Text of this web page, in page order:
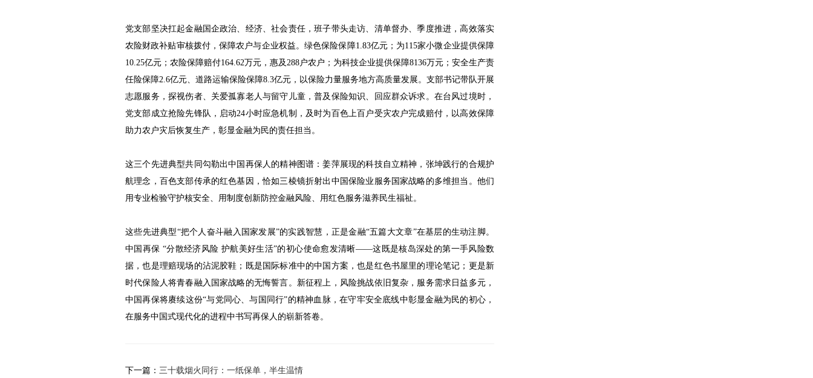
党支部坚决扛起金融国企政治、经济、社会责任，班子带头走访、清单督办、季度推进，高效落实
农险财政补贴审核拨付，保障农户与企业权益。绿色保险保障1.83亿元；为115家小微企业提供保障
10.25亿元；农险保障赔付164.62万元，惠及288户农户；为科技企业提供保障8136万元；安全生产责
任险保障2.6亿元、道路运输保险保障8.3亿元，以保险力量服务地方高质量发展。支部书记带队开展
志愿服务，探视伤者、关爱孤寡老人与留守儿童，普及保险知识、回应群众诉求。在台风过境时，
党支部成立抢险先锋队，启动24小时应急机制，及时为百色上百户受灾农户完成赔付，以高效保障
助力农户灾后恢复生产，彰显金融为民的责任担当。
这三个先进典型共同勾勒出中国再保人的精神图谱：姜萍展现的科技自立精神，张坤践行的合规护
航理念，百色支部传承的红色基因，恰如三棱镜折射出中国保险业服务国家战略的多维担当。他们
用专业检验守护核安全、用制度创新防控金融风险、用红色服务滋养民生福祉。
这些先进典型“把个人奋斗融入国家发展”的实践智慧，正是金融“五篇大文章”在基层的生动注脚。
中国再保 “分散经济风险 护航美好生活”的初心使命愈发清晰——这既是核岛深处的第一手风险数
据，也是理赔现场的沾泥胶鞋；既是国际标准中的中国方案，也是红色书屋里的理论笔记；更是新
时代保险人将青春融入国家战略的无悔誓言。新征程上，风险挑战依旧复杂，服务需求日益多元，
中国再保将赓续这份“与党同心、与国同行”的精神血脉，在守牢安全底线中彰显金融为民的初心，
在服务中国式现代化的进程中书写再保人的崭新答卷。
下一篇： 三十载烟火同行：一纸保单，半生温情